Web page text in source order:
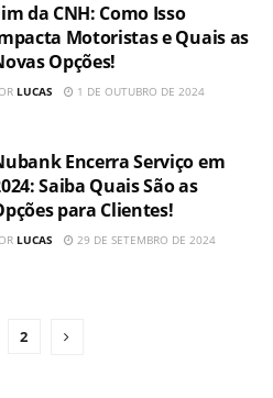
da CNH: Como Isso
Motoristas e Quais as
Opções!
LUCAS 1 DE OUTUBRO DE 2024
Encerra Serviço em
Saiba Quais São as
para Clientes!
LUCAS 29 DE SETEMBRO DE 2024
2